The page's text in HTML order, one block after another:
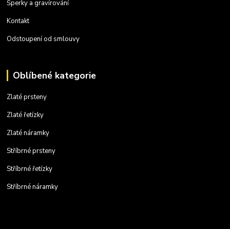
Šperky a gravírování
Kontakt
Odstoupení od smlouvy
Oblíbené kategorie
Zlaté prsteny
Zlaté řetízky
Zlaté náramky
Stříbrné prsteny
Stříbrné řetízky
Stříbrné náramky